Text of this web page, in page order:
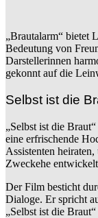
„Brautalarm“ bietet
Bedeutung von
Darstellerinnen
gekonnt auf die
Selbst ist die
„Selbst ist die
eine erfrischende
Assistenten
Zweckehe
Der Film besticht
Dialoge. Er spricht
„Selbst ist die